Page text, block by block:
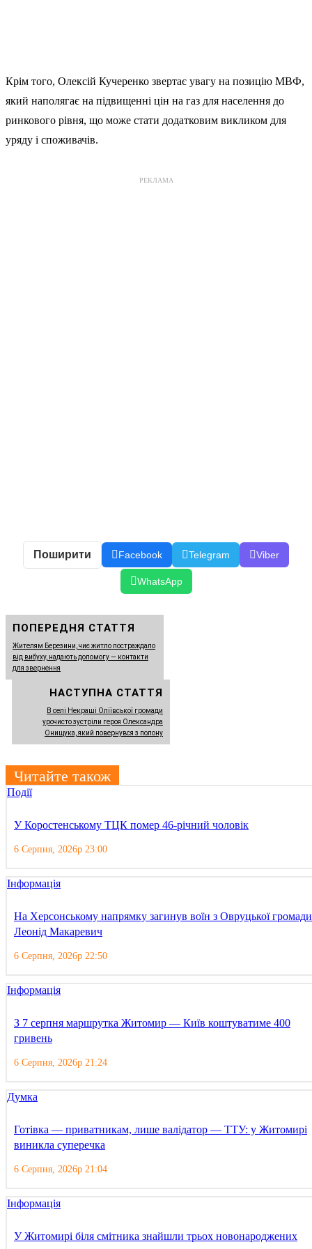
Крім того, Олексій Кучеренко звертає увагу на позицію МВФ,
який наполягає на підвищенні цін на газ для населення до
ринкового рівня, що може стати додатковим викликом для
уряду і споживачів.
РЕКЛАМА
Поширити Facebook Telegram Viber
WhatsApp
ПОПЕРЕДНЯ СТАТТЯ
Жителям Березини, чиє житло постраждало
від вибуху, надають допомогу — контакти
для звернення
НАСТУПНА СТАТТЯ
В селі Некраші Оліївської громади
урочисто зустріли героя Олександра
Онищука, який повернувся з полону
Читайте також
Події
У Коростенському ТЦК помер 46-річний чоловік
6 Серпня, 2026р 23:00
Інформація
На Херсонському напрямку загинув воїн з Овруцької громади
Леонід Макаревич
6 Серпня, 2026р 22:50
Інформація
З 7 серпня маршрутка Житомир — Київ коштуватиме 400
гривень
6 Серпня, 2026р 21:24
Думка
Готівка — приватникам, лише валідатор — ТТУ: у Житомирі
виникла суперечка
6 Серпня, 2026р 21:04
Інформація
У Житомирі біля смітника знайшли трьох новонароджених